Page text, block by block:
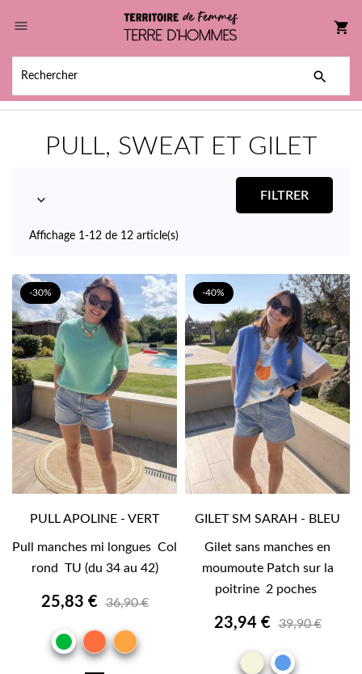
 shopping_cart

PULL, SWEAT ET GILET
 FILTRER
Affichage 1-12 de 12 article(s)
-30%
PULL APOLINE - VERT
Pull manches mi longues Col
rond TU (du 34 au 42)
25,83 € 36,90 €
VERTCORAILPECHE
-40%
GILET SM SARAH - BLEU
Gilet sans manches en
moumoute Patch sur la
poitrine 2 poches
23,94 € 39,90 €
BEIGEBLEU